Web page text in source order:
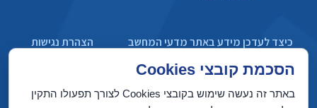
כיצד לעדכן מידע באתר מדעי המחשב
הצהרת נגישות
מדיניות פרטיות הסכמת קובצי Cookies
באתר זה נעשה שימוש בקובצי Cookies לצורך תפעולו התקין